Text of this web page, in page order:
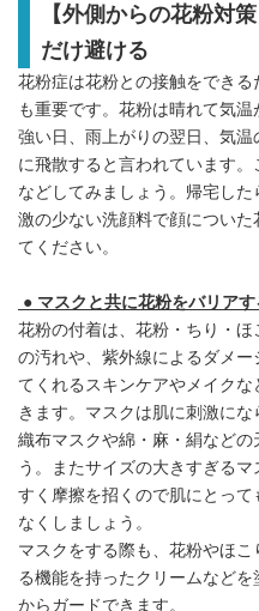
【外側からの花粉対
だけ避ける
花粉症は花粉との接触をでき
も重要です。花粉は晴れて気
強い日、雨上がりの翌日、気
に飛散すると言われています
などしてみましょう。帰宅し
激の少ない洗顔料で顔につい
てください。
● マスクと共に花粉をバリア
花粉の付着は、花粉・ちり・
の汚れや、紫外線によるダメ
てくれるスキンケアやメイク
きます。マスクは肌に刺激に
織布マスクや綿・麻・絹など
う。またサイズの大きすぎる
すく摩擦を招くので肌にとっ
なくしましょう。
マスクをする際も、花粉やほ
る機能を持ったクリームなど
からガードできます。